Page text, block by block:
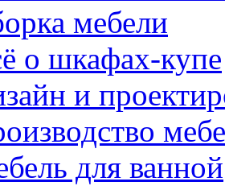
мебели
о шкафах-купе
и
для ванной